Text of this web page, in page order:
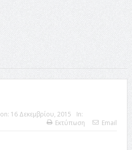
on: 16 Δεκεμβρίου, 2015
In:
Εκτύπωση Email